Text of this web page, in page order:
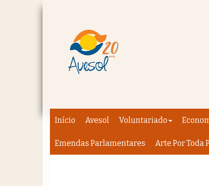
Início Avesol Voluntariado
Emendas Parlamentares Arte Por Toda